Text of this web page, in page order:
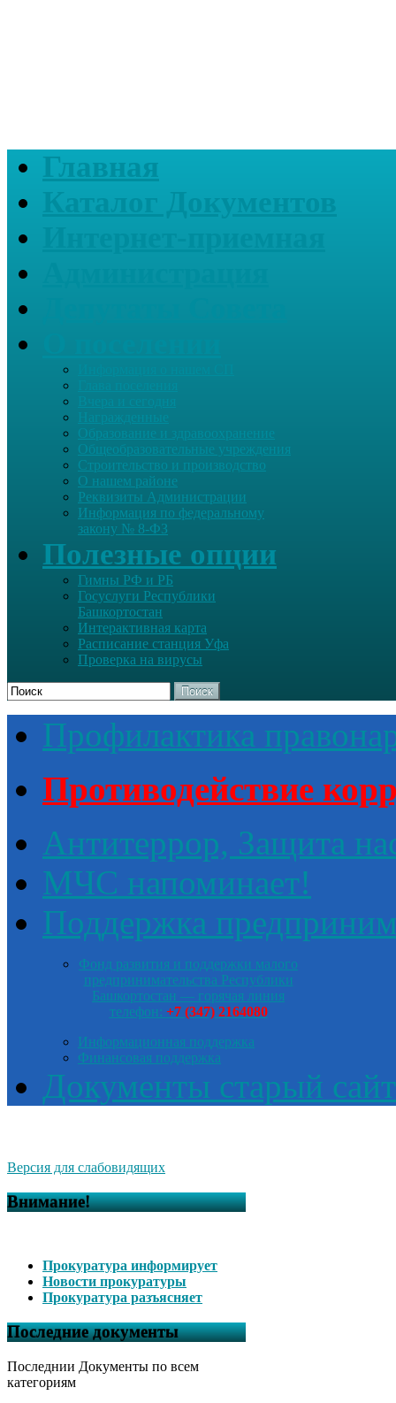
Главная
Награжденные
Образование и здравоохранение
Общеобразовательные учреждения
Строительство и производство
О нашем районе
Реквизиты Администрации
Информация по федеральному
закону № 8-ФЗ
Полезные опции
Гимны РФ и РБ
Госуслуги Республики
Башкортостан
Интерактивная карта
Расписание станция Уфа
Проверка на вирусы
Поиск
Профилактика
Противодействие
Антитеррор, Защита
МЧС напоминает!
Поддержка
Фонд развития и поддержки малого
предпринимательства Республики
Башкортостан — горячая линия
телефон: +7 (347) 2164080
Информационная поддержка
Финансовая поддержка
Документы старый сайт
Версия для слабовидящих
Внимание!
Прокуратура информирует
Новости прокуратуры
Прокуратура разъясняет
Последние документы
Последнии Документы по всем
категориям